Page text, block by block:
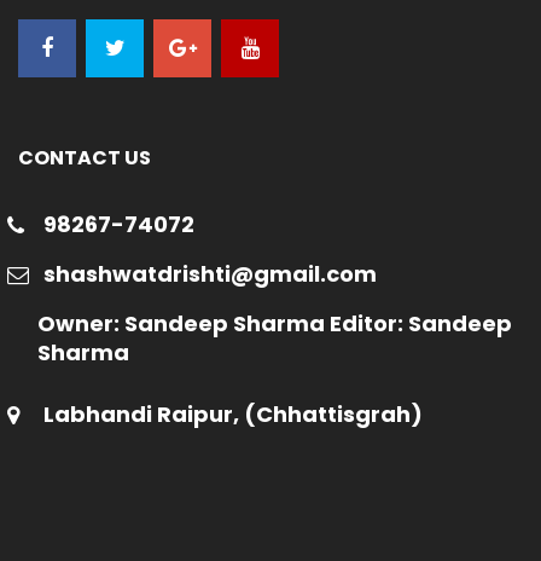
CONTACT US
98267-74072
shashwatdrishti@gmail.com
Owner: Sandeep Sharma Editor: Sandeep
Sharma
Labhandi Raipur, (Chhattisgrah)